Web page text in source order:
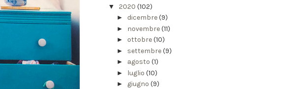
▼ 2020 (102)
► dicembre(9)
► novembre(11)
► ottobre(10)
► settembre(9)
► agosto (1)
► luglio (10)
► giugno (9)